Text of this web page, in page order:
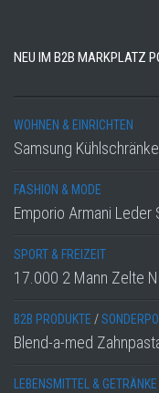
NEU IM B2B MARKPLATZ
WOHNEN & EINRICHTEN
Samsung
FASHION & MODE
Emporio Armani Leder
SPORT & FREIZEIT
17.000 2 Mann Zelte
B2B PRODUKTE /
Blend-a-med
LEBENSMITTEL & GETRÄNKE